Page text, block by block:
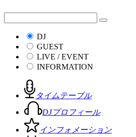
DJ
GUEST
LIVE / EVENT
INFORMATION
タイムテーブル
DJプロフィール
インフォメーション